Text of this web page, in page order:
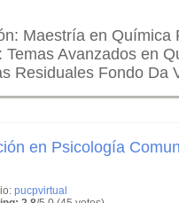
Maestría en Química
Temas Avanzados en
Residuales Fondo Da
en Psicología
pucpvirtual